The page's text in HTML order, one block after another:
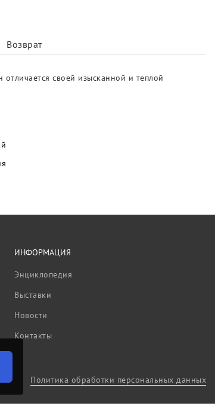
Возврат
своей изысканной и теплой
ИНФОРМАЦИЯ
Энциклопедия
Выставки
Новости
Контакты
Политика обработки персональных данных